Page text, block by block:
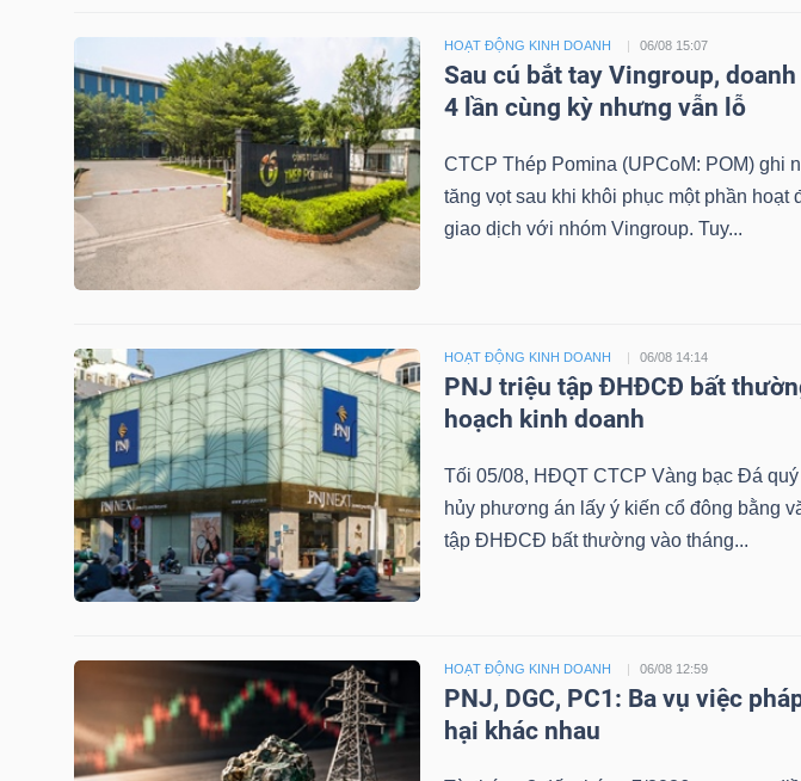
HOẠT ĐỘNG KINH DOANH 06/08 15:07
Sau cú bắt tay Vingroup,
4 lần cùng kỳ nhưng vẫn lỗ
CTCP Thép Pomina (UPCoM: POM) ghi
tăng vọt sau khi khôi phục một phần hoạt
giao dịch với nhóm Vingroup. Tuy...
HOẠT ĐỘNG KINH DOANH 06/08 14:14
PNJ triệu tập ĐHĐCĐ bất
hoạch kinh doanh
Tối 05/08, HĐQT CTCP Vàng bạc Đá
hủy phương án lấy ý kiến cổ đông bằng
tập ĐHĐCĐ bất thường vào tháng...
HOẠT ĐỘNG KINH DOANH 06/08 12:59
PNJ, DGC, PC1: Ba vụ việc
hại khác nhau
PHÁI
SINH
TRÁI
CÔNG
ĐẦU
XUẤT
LIỆU